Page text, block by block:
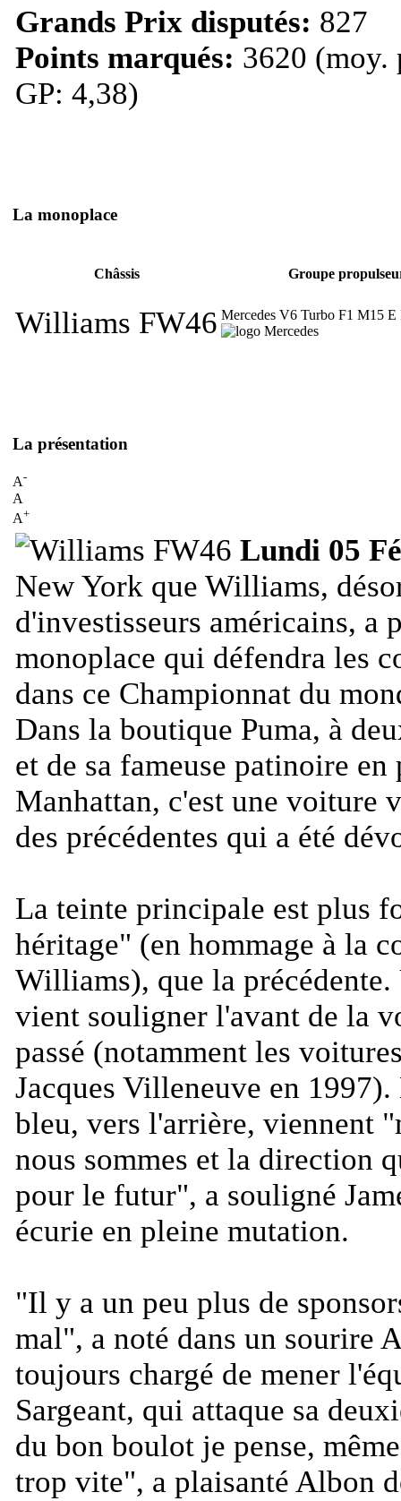
Grands Prix disputés: 827
Points marqués: 3620 (moy.
GP: 4,38)
La monoplace
Châssis Groupe
Williams FW46 Mercedes V6 Turbo F1 M15 E
La présentation
A-
A
A+
Lundi 05
New York que Williams,
d'investisseurs américains, a
monoplace qui défendra les
dans ce Championnat du
Dans la boutique Puma, à
et de sa fameuse patinoire
Manhattan, c'est une voiture
des précédentes qui a été
La teinte principale est plus
héritage" (en hommage à la
Williams), que la
vient souligner l'avant de la
passé (notamment les
Jacques Villeneuve en
bleu, vers l'arrière, viennent "
nous sommes et la direction
pour le futur", a souligné
écurie en pleine mutation.
"Il y a un peu plus de
mal", a noté dans un sourire
toujours chargé de mener
Sargeant, qui attaque sa
du bon boulot je pense,
trop vite", a plaisanté Albon